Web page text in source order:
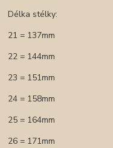
Délka stélky:
21 = 137mm
22 = 144mm
23 = 151mm
24 = 158mm
25 = 164mm
26 = 171mm